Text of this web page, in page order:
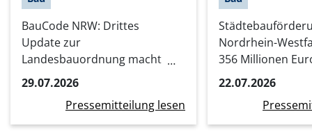
BauCode NRW: Drittes
Update zur
Landesbauordnung macht
Bauen einfacher, schneller
29.07.2026
Pressemitteilung lesen
Nordrhein-
356 Millionen
22.07.2026